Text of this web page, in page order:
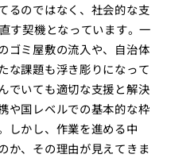
るのではなく、社会的な支
す契機となっています。一
ゴミ屋敷の流入や、自治体
な課題も浮き彫りになって
でいても適切な支援と解決
や国レベルでの基本的な枠
しかし、作業を進める中
か、その理由が見えてきま